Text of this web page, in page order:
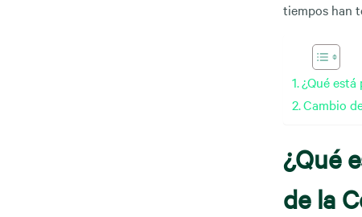
tiempos han
¿Qué
Cambio
¿Qué
de la